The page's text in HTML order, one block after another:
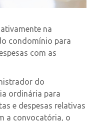
na
condomínio para
com as
do
ordinária para
e despesas relativas
a convocatória, o